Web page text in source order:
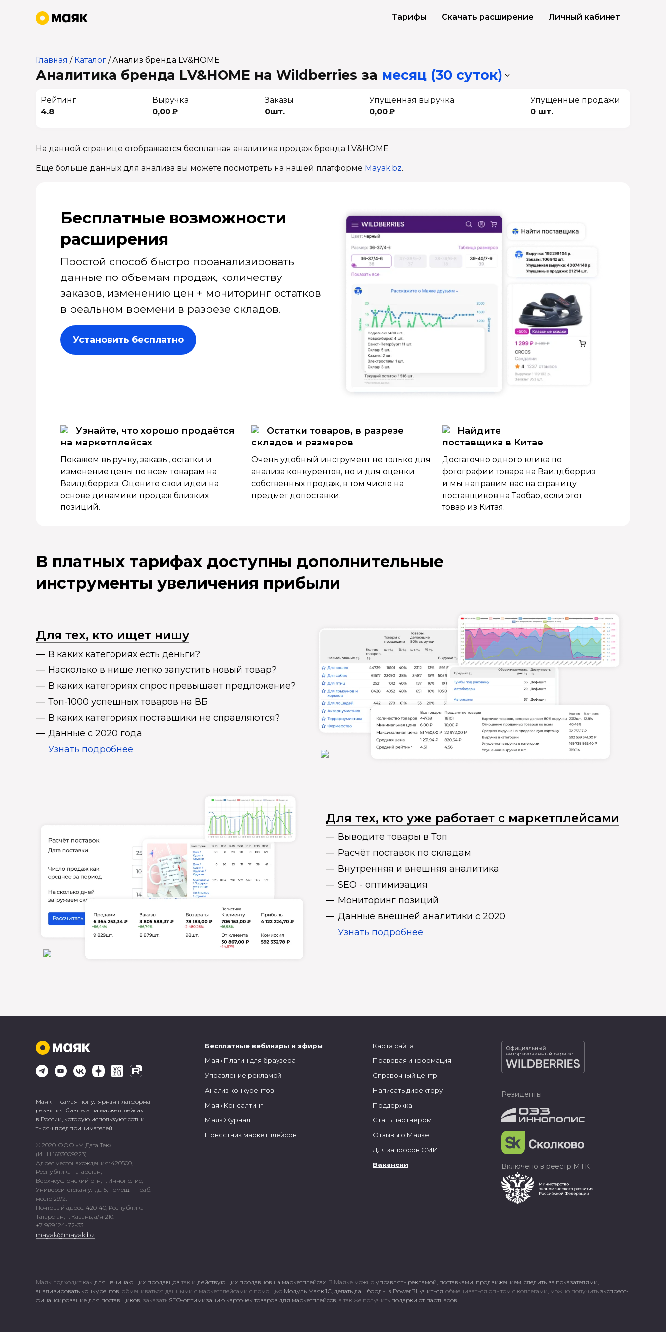
Тарифы Скачать расширение Личный кабинет
Главная / Каталог /Анализ бренда LV&HOME
Аналитика бренда LV&HOME на Wildberries за месяц (30 суток)
Рейтинг
4.8
Выручка
0,00 ₽
Заказы
0шт.
Упущенная выручка
0,00 ₽
Упущенные продажи
0 шт.
На данной странице отображается бесплатная аналитика продаж бренда LV&HOME.
Еще больше данных для анализа вы можете посмотреть на нашей платформе Mayak.bz.
Бесплатные возмож­ности
расширения
Простой способ быстро проанализировать
данные по объемам продаж, количеству
заказов, изменению цен + мониторинг остатков
в реальном времени в разрезе складов.
Установить бесплатно
Узнайте, что хорошо продаётся
на маркетплейсах
Покажем выручку, заказы, остатки и
изменение цены по всем товарам на
Ваилдберриз. Оцените свои идеи на
основе динамики продаж близких
позиций.
Остатки товаров, в разрезе
складов и размеров
Очень удобный инструмент не только для
анализа конкурентов, но и для оценки
собственных продаж, в том числе на
предмет допоставки.
Найдите
поставщика в Китае
Достаточно одного клика по
фотографии товара на Ваилдберриз
и мы направим вас на страницу
поставщиков на Таобао, если этот
товар из Китая.
В платных тарифах доступны дополнительные
инструменты увеличения прибыли
Для тех, кто ищет нишу
В каких категориях есть деньги?
Насколько в нише легко запустить новый товар?
В каких категориях спрос превышает предложение?
Топ-1000 успешных товаров на ВБ
В каких категориях поставщики не справляются?
Данные с 2020 года
Узнать подробнее
Для тех, кто уже работает с маркетплейсами
Выводите товары в Топ
Расчёт поставок по складам
Внутренняя и внешняя аналитика
SEO - оптимизация
Мониторинг позиций
Данные внешней аналитики с 2020
Узнать подробнее
Маяк — самая популярная платформа
развития бизнеса на маркетплейсах
в России, которую используют сотни
тысяч предпринимателей.
© 2020, ООО «М Дата Тек»
(ИНН 1683009223)
Адрес местонахождения: 420500,
Республика Татарстан,
Верхнеуслонский р-н, г. Иннополис,
Университетская ул, д. 5, помещ. 111 раб.
место 29/2.
Почтовый адрес: 420140, Республика
Татарстан, г. Казань, а/я 210.
+7 969 124-72-33
mayak@mayak.bz
Бесплатные вебинары и эфиры
Маяк Плагин для браузера
Управление рекламой
Анализ конкурентов
Маяк.Консалтинг
Маяк.Журнал
Новостник маркетплейсов
Карта сайта
Правовая информация
Справочный центр
Написать директору
Поддержка
Стать партнером
Отзывы о Маяке
Для запросов СМИ
Вакансии
Резиденты
Включено в реестр МТК
Маяк подходит как для начинающих продавцов так и действующих продавцов на маркетплейсах. В Маяке можно управлять рекламой, поставками, продвижением, следить за показателями,
анализировать конкурентов, обмениваться данными с маркетплейсами c помощью Модуль Маяк.1С, делать дашборды в PowerBI, учиться, обмениваться опытом с коллегами, можно получить экспресс-
финансирование для поставщиков, заказать SEO-оптимизацию карточек товаров для маркетплейсов, а так же получить подарки от партнеров.